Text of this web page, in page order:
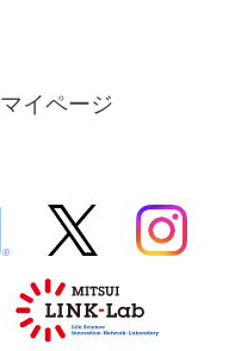
マイページ